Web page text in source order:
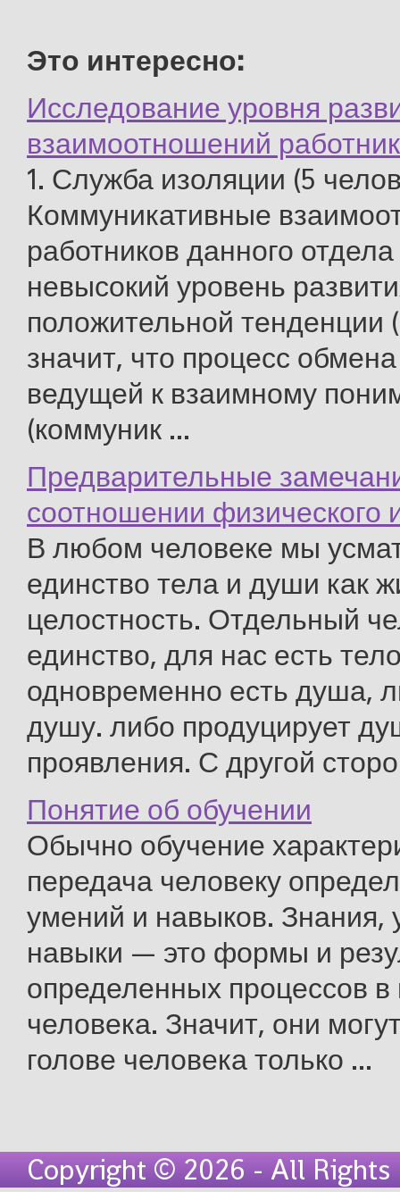
Это интересно:
Исследование уровня
взаимоотношений
1. Служба изоляции (5
Коммуникативные
работников данного
невысокий уровень
положительной тенденции
значит, что процесс
ведущей к взаимному
(коммуник ...
Предварительные
соотношении физического
В любом человеке мы
единство тела и души как
целостность. Отдельный
единство, для нас есть
одновременно есть душа,
душу. либо продуцирует
проявления. С другой
Понятие об обучении
Обычно обучение
передача человеку
умений и навыков. Знания,
навыки — это формы и
определенных процессов в
человека. Значит, они
голове человека только ...
Copyright © 2026 - All Rights